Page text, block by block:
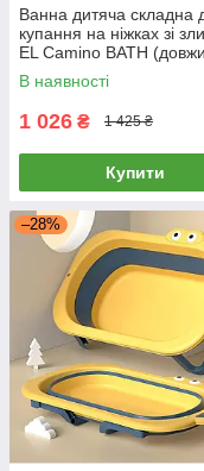
Ванна дитяча складна
купання на ніжках зі
EL Camino BATH
78см) ME 1108 Gray
В наявності
1 026 ₴ 1 425 ₴
Купити
–28%